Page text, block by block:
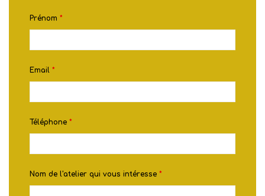
Prénom *
Email *
Téléphone *
Nom de l'atelier qui vous intéresse *